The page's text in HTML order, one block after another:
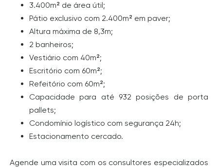
3.400m² de área útil;
Pátio exclusivo com 2.400m² em paver;
Altura máxima de 8,3m;
2 banheiros;
Vestiário com 40m²;
Escritório com 60m²;
Refeitório com 60m²;
Capacidade para até 932 posições de porta
pallets;
Condomínio logístico com segurança 24h;
Estacionamento cercado.
Agende uma visita com os consultores especializados